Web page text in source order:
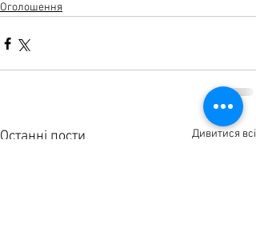
Оголошення
Останні пости Дивитися всі